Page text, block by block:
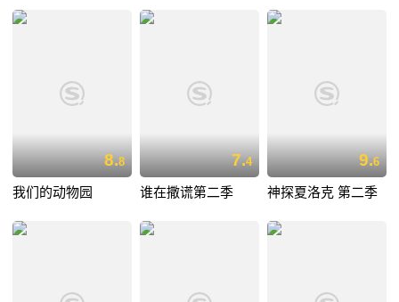
8.8
我们的动物园
7.4
谁在撒谎第二季
9.6
神探夏洛克 第二季